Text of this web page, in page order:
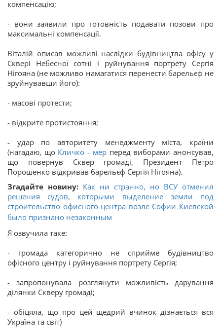
компенсацію;
- вони заявили про готовність подавати позови про
максимальні компенсації.
Віталій описав можливі наслідки будівництва офісу у
Сквері Небесної сотні і руйнування портрету Сергія
Нігояна (не можливо намагатися перенести барельєф не
зруйнувавши його):
- масові протести;
- відкрите протистояння;
- удар по авторитету менеджменту міста, країни
(нагадаю, що Кличко - мерперед виборами анонсував,
що повернув Сквер громаді, Президент Петро
Порошенко відкривав барельєф Сергія Нігояна).
Згадайте новину: Как ни странно, но ВСУ отменил
решения судов, которыми выделение земли под
строительство офисного центра возле Софии Киевской
было признано незаконным
Я озвучила таке:
- громада категорично не сприйме будівництво
офісного центру і руйнування портрету Сергія;
- запропонувала розглянути можливість дарування
ділянки Скверу громаді;
- обіцяла, що про цей щедрий вчинок дізнається вся
Україна та світ)